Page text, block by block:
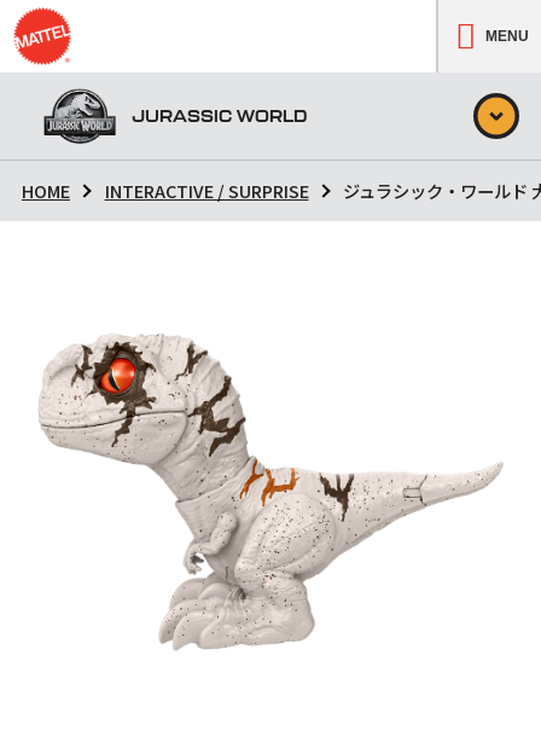
MENU
JURASSIC WORLD
HOME INTERACTIVE / SURPRISE ジュラシック・ワールド